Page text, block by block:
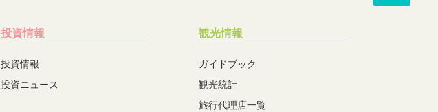
投資情報
投資情報
投資ニュース
観光情報
ガイドブック
観光統計
旅行代理店一覧